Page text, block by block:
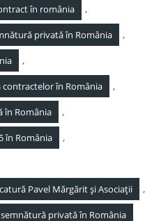
în românia ,
privată în România ,
,
în România ,
în România ,
în România ,
Pavel Mărgărit și Asociații ,
privată în România